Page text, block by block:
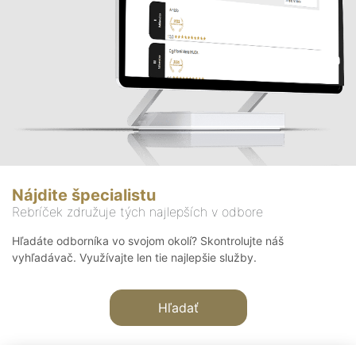
Nájdite špecialistu
Rebríček združuje tých najlepších v odbore
Hľadáte odborníka vo svojom okolí? Skontrolujte náš
vyhľadávač. Využívajte len tie najlepšie služby.
Hľadať